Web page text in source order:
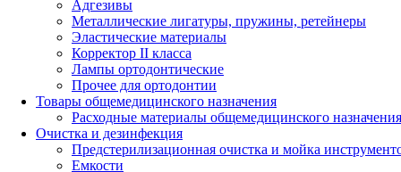
Адгезивы
Металлические лигатуры, пружины, ретейнеры
Эластические материалы
Корректор II класса
Лампы ортодонтические
Прочее для ортодонтии
Товары общемедицинского назначения
Расходные материалы общемедицинского назначения
Очистка и дезинфекция
Предстерилизационная очистка и мойка
Емкости